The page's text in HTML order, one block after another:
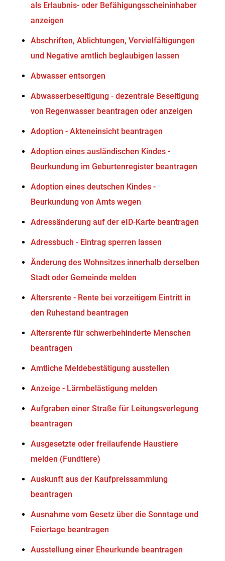
als Erlaubnis- oder Befähigungsscheininhaber
anzeigen
Abschriften, Ablichtungen, Vervielfältigungen
und Negative amtlich beglaubigen lassen
Abwasser entsorgen
Abwasserbeseitigung - dezentrale Beseitigung
von Regenwasser beantragen oder anzeigen
Adoption - Akteneinsicht beantragen
Adoption eines ausländischen Kindes -
Beurkundung im Geburtenregister beantragen
Adoption eines deutschen Kindes -
Beurkundung von Amts wegen
Adressänderung auf der eID-Karte beantragen
Adressbuch - Eintrag sperren lassen
Änderung des Wohnsitzes innerhalb derselben
Stadt oder Gemeinde melden
Altersrente - Rente bei vorzeitigem Eintritt in
den Ruhestand beantragen
Altersrente für schwerbehinderte Menschen
beantragen
Amtliche Meldebestätigung ausstellen
Anzeige - Lärmbelästigung melden
Aufgraben einer Straße für Leitungsverlegung
beantragen
Ausgesetzte oder freilaufende Haustiere
melden (Fundtiere)
Auskunft aus der Kaufpreissammlung
beantragen
Ausnahme vom Gesetz über die Sonntage und
Feiertage beantragen
Ausstellung einer Eheurkunde beantragen